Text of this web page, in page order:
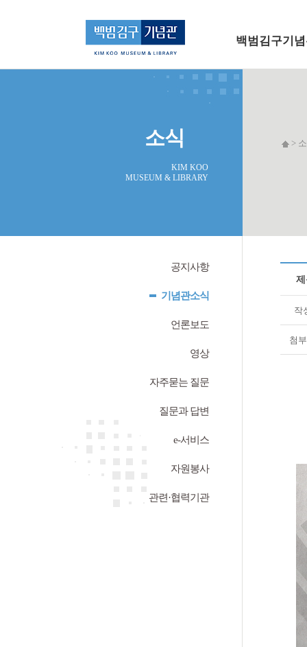
백범김구기
소식
KIM KOO
MUSEUM & LIBRARY
>
공지사항
기념관소식
언론보도
영상
자주묻는 질문
질문과 답변
e-서비스
자원봉사
관련·협력기관
작
첨